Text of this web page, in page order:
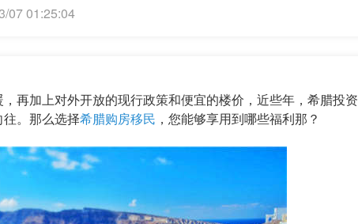
07 01:25:04
加上对外开放的现行政策和便宜的楼价，近些年，希腊投资
。那么选择希腊购房移民 ，您能够享用到哪些福利那？